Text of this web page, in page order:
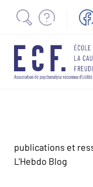
publications et
L'Hebdo Blog